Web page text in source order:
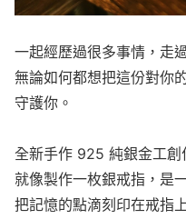
一起經歷過很多事情，走
無論如何都想把這份對你
守護你。
全新手作 925 純銀金工
就像製作一枚銀戒指，是
把記憶的點滴刻印在戒指